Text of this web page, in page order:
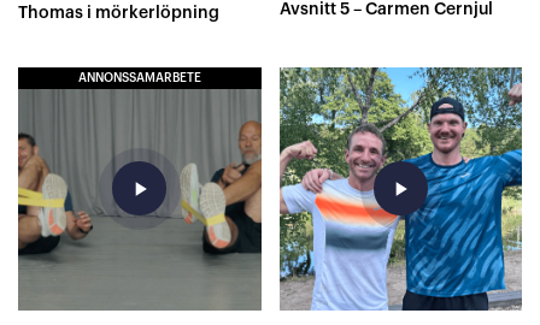
Thomas i mörkerlöpning
Avsnitt 5 – Carmen Cernjul
ANNONSSAMARBETE
play_arrow play_arrow